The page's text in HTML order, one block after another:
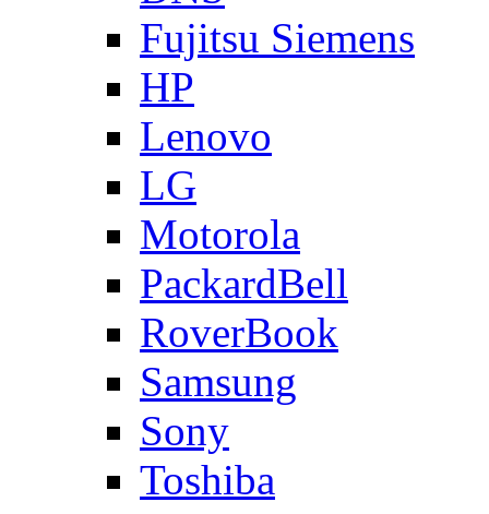
Fujitsu Siemens
HP
Lenovo
LG
Motorola
PackardBell
RoverBook
Samsung
Sony
Toshiba